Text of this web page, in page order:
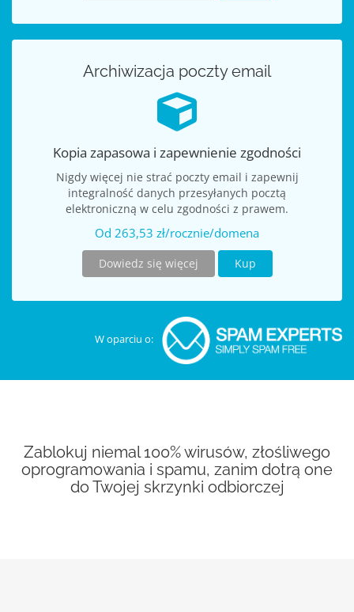
Archiwizacja poczty email
Kopia zapasowa i zapewnienie zgodności
Nigdy więcej nie strać poczty email i zapewnij
integralność danych przesyłanych pocztą
elektroniczną w celu zgodności z prawem.
Od 263,53 zł/rocznie/domena
Dowiedz się więcej Kup
W oparciu o:
Zablokuj niemal 100% wirusów, złośliwego
oprogramowania i spamu, zanim dotrą one
do Twojej skrzynki odbiorczej